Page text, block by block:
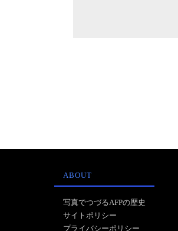
ABOUT
写真でつづるAFPの歴史
サイトポリシー
プライバシーポリシー